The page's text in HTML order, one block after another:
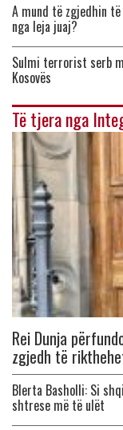
A mund të zgjedhin
nga leja juaj?
Sulmi terrorist serb
Kosovës
Të tjera nga
Rei Dunja
zgjedh të
Blerta Basholli: Si
shtrese më të ulët